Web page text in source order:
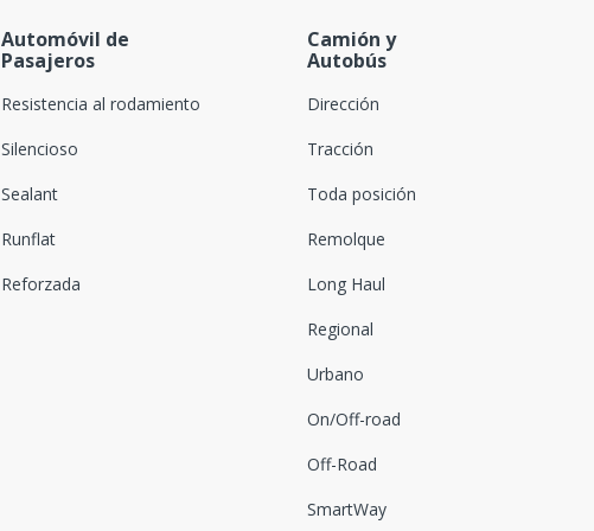
Automóvil de
Pasajeros
Resistencia al rodamiento
Silencioso
Sealant
Runflat
Reforzada
Camión y
Autobús
Dirección
Tracción
Toda posición
Remolque
Long Haul
Regional
Urbano
On/Off-road
Off-Road
SmartWay